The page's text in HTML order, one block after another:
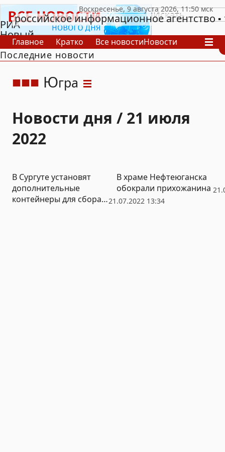
РИА
Новый
День
российское информационное агентство
Главное Кратко Все новостиНовости
В России
В мире
Последние новости
Югра
Новости дня / 21 июля
2022
21.07.2022 13:34
В Сургуте установят
дополнительные
контейнеры для сбора
В храме Нефтеюганска
обокрали прихожанина